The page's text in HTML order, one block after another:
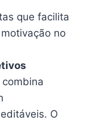
que facilita
no
combina
O